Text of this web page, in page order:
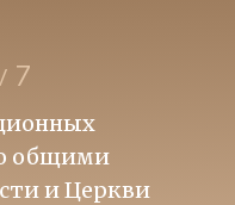
/ 7
общими
и Церкви